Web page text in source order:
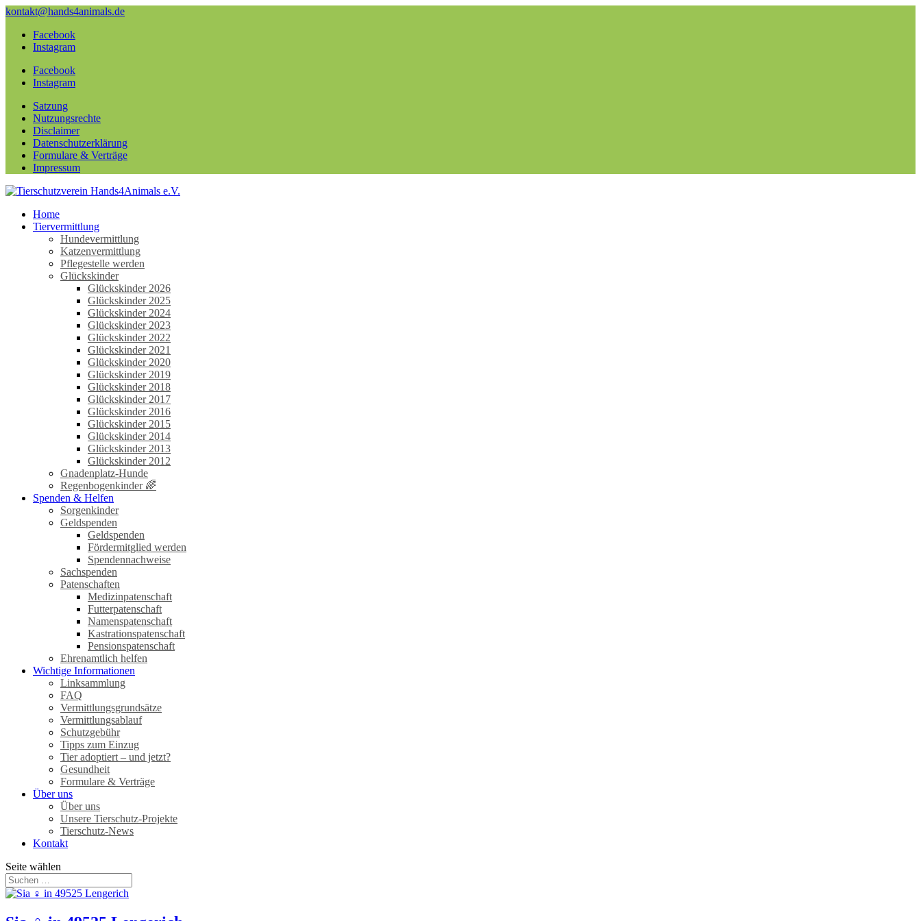
kontakt@hands4animals.de
Facebook
Instagram
Facebook
Instagram
Satzung
Nutzungsrechte
Disclaimer
Datenschutzerklärung
Formulare & Verträge
Impressum
Home
Tiervermittlung
Hundevermittlung
Katzenvermittlung
Pflegestelle werden
Glückskinder
Glückskinder 2026
Glückskinder 2025
Glückskinder 2024
Glückskinder 2023
Glückskinder 2022
Glückskinder 2021
Glückskinder 2020
Glückskinder 2019
Glückskinder 2018
Glückskinder 2017
Glückskinder 2016
Glückskinder 2015
Glückskinder 2014
Glückskinder 2013
Glückskinder 2012
Gnadenplatz-Hunde
Regenbogenkinder 🌈
Spenden & Helfen
Sorgenkinder
Geldspenden
Geldspenden
Fördermitglied werden
Spendennachweise
Sachspenden
Patenschaften
Medizinpatenschaft
Futterpatenschaft
Namenspatenschaft
Kastrationspatenschaft
Pensionspatenschaft
Ehrenamtlich helfen
Wichtige Informationen
Linksammlung
FAQ
Vermittlungsgrundsätze
Vermittlungsablauf
Schutzgebühr
Tipps zum Einzug
Tier adoptiert – und jetzt?
Gesundheit
Formulare & Verträge
Über uns
Über uns
Unsere Tierschutz-Projekte
Tierschutz-News
Kontakt
Seite wählen